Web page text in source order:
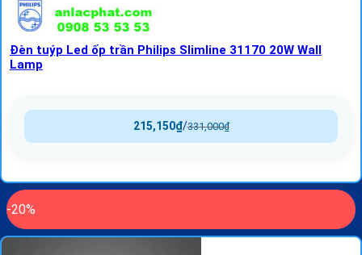
Đèn tuýp Led ốp trần Philips Slimline 31170 20W Wall
Lamp
331,000₫
/
215,150₫
-20%